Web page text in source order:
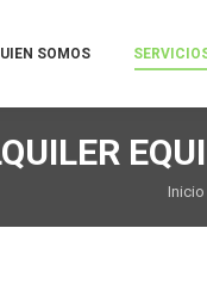
SOMOS
Inicio